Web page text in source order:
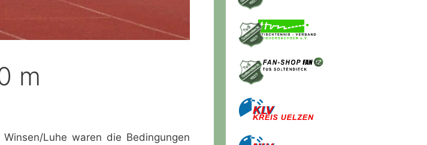
m
Luhe waren die Bedingungen